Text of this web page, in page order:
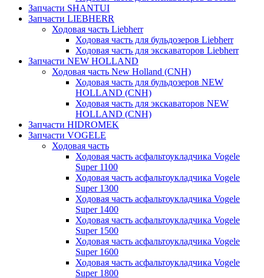
Запчасти SHANTUI
Запчасти LIEBHERR
Ходовая часть Liebherr
Ходовая часть для бульдозеров Liebherr
Ходовая часть для экскаваторов Liebherr
Запчасти NEW HOLLAND
Ходовая часть New Holland (CNH)
Ходовая часть для бульдозеров NEW
HOLLAND (CNH)
Ходовая часть для экскаваторов NEW
HOLLAND (CNH)
Запчасти HIDROMEK
Запчасти VOGELE
Ходовая часть
Ходовая часть асфальтоукладчика Vogele
Super 1100
Ходовая часть асфальтоукладчика Vogele
Super 1300
Ходовая часть асфальтоукладчика Vogele
Super 1400
Ходовая часть асфальтоукладчика Vogele
Super 1500
Ходовая часть асфальтоукладчика Vogele
Super 1600
Ходовая часть асфальтоукладчика Vogele
Super 1800